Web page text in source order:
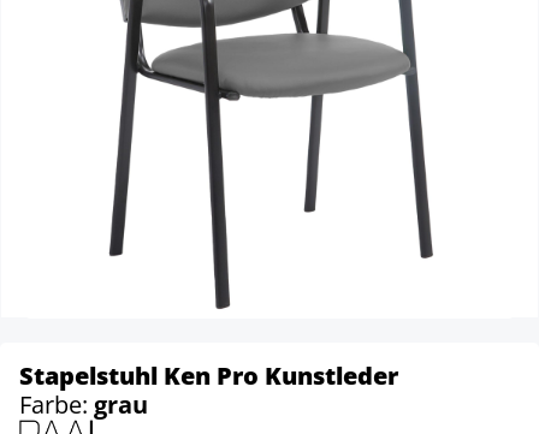
Stapelstuhl Ken Pro Kunstleder
Farbe: grau